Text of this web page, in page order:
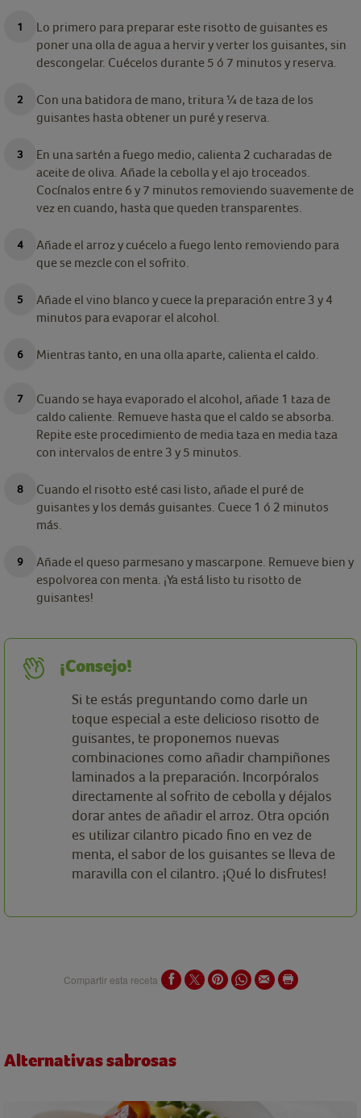
Lo primero para preparar este risotto de guisantes es
poner una olla de agua a hervir y verter los guisantes, sin
descongelar. Cuécelos durante 5 ó 7 minutos y reserva.
Con una batidora de mano, tritura ¼ de taza de los
guisantes hasta obtener un puré y reserva.
En una sartén a fuego medio, calienta 2 cucharadas de
aceite de oliva. Añade la cebolla y el ajo troceados.
Cocínalos entre 6 y 7 minutos removiendo suavemente de
vez en cuando, hasta que queden transparentes.
Añade el arroz y cuécelo a fuego lento removiendo para
que se mezcle con el sofrito.
Añade el vino blanco y cuece la preparación entre 3 y 4
minutos para evaporar el alcohol.
Mientras tanto, en una olla aparte, calienta el caldo.
Cuando se haya evaporado el alcohol, añade 1 taza de
caldo caliente. Remueve hasta que el caldo se absorba.
Repite este procedimiento de media taza en media taza
con intervalos de entre 3 y 5 minutos.
Cuando el risotto esté casi listo, añade el puré de
guisantes y los demás guisantes. Cuece 1 ó 2 minutos
más.
Añade el queso parmesano y mascarpone. Remueve bien y
espolvorea con menta. ¡Ya está listo tu risotto de
guisantes!
¡Consejo!
Si te estás preguntando como darle un
toque especial a este delicioso risotto de
guisantes, te proponemos nuevas
combinaciones como añadir champiñones
laminados a la preparación. Incorpóralos
directamente al sofrito de cebolla y déjalos
dorar antes de añadir el arroz. Otra opción
es utilizar cilantro picado fino en vez de
menta, el sabor de los guisantes se lleva de
maravilla con el cilantro. ¡Qué lo disfrutes!
Compartir esta receta
Alternativas sabrosas